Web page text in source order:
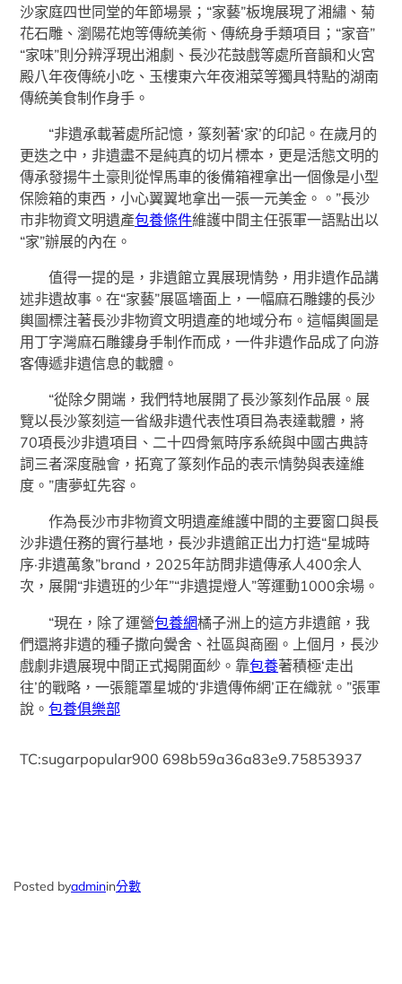
沙家庭四世同堂的年節場景；“家藝”板塊展現了湘繡、菊
花石雕、瀏陽花炮等傳統美術、傳統身手類項目；“家音”
“家味”則分辨浮現出湘劇、長沙花鼓戲等處所音韻和火宮
殿八年夜傳統小吃、玉樓東六年夜湘菜等獨具特點的湖南
傳統美食制作身手。
“非遺承載著處所記憶，篆刻著‘家’的印記。在歲月的
更迭之中，非遺盡不是純真的切片標本，更是活態文明的
傳承發揚牛土豪則從悍馬車的後備箱裡拿出一個像是小型
保險箱的東西，小心翼翼地拿出一張一元美金。。”長沙
市非物資文明遺產包養條件維護中間主任張軍一語點出以
“家”辦展的內在。
值得一提的是，非遺館立異展現情勢，用非遺作品講
述非遺故事。在“家藝”展區墻面上，一幅麻石雕鏤的長沙
輿圖標注著長沙非物資文明遺產的地域分布。這幅輿圖是
用丁字灣麻石雕鏤身手制作而成，一件非遺作品成了向游
客傳遞非遺信息的載體。
“從除夕開端，我們特地展開了長沙篆刻作品展。展
覽以長沙篆刻這一省級非遺代表性項目為表達載體，將
70項長沙非遺項目、二十四骨氣時序系統與中國古典詩
詞三者深度融會，拓寬了篆刻作品的表示情勢與表達維
度。”唐夢虹先容。
作為長沙市非物資文明遺產維護中間的主要窗口與長
沙非遺任務的實行基地，長沙非遺館正出力打造“星城時
序·非遺萬象”brand，2025年訪問非遺傳承人400余人
次，展開“非遺班的少年”“非遺提燈人”等運動1000余場。
“現在，除了運營包養網橘子洲上的這方非遺館，我
們還將非遺的種子撒向黌舍、社區與商圈。上個月，長沙
戲劇非遺展現中間正式揭開面紗。靠包養著積極‘走出
往’的戰略，一張籠罩星城的‘非遺傳佈網’正在織就。”張軍
說。包養俱樂部
TC:sugarpopular900 698b59a36a83e9.75853937
Posted byadminin分數